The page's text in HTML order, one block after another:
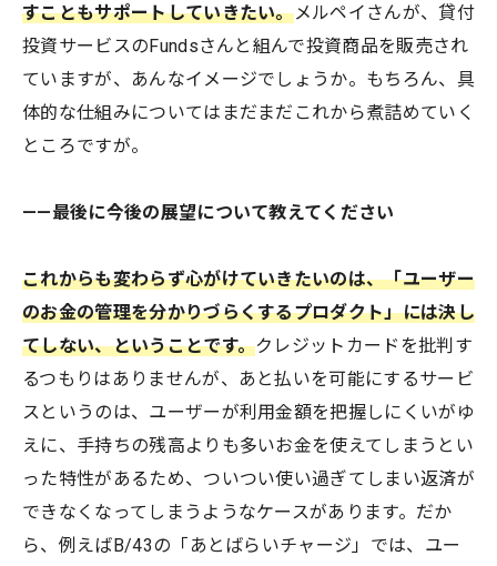
すこともサポートしていきたい。メルペイさんが、貸付
投資サービスのFundsさんと組んで投資商品を販売され
ていますが、あんなイメージでしょうか。もちろん、具
体的な仕組みについてはまだまだこれから煮詰めていく
ところですが。
——最後に今後の展望について教えてください
これからも変わらず心がけていきたいのは、「ユーザー
のお金の管理を分かりづらくするプロダクト」には決し
てしない、ということです。クレジットカードを批判す
るつもりはありませんが、あと払いを可能にするサービ
スというのは、ユーザーが利用金額を把握しにくいがゆ
えに、手持ちの残高よりも多いお金を使えてしまうとい
った特性があるため、ついつい使い過ぎてしまい返済が
できなくなってしまうようなケースがあります。だか
ら、例えばB/43の「あとばらいチャージ」では、ユー